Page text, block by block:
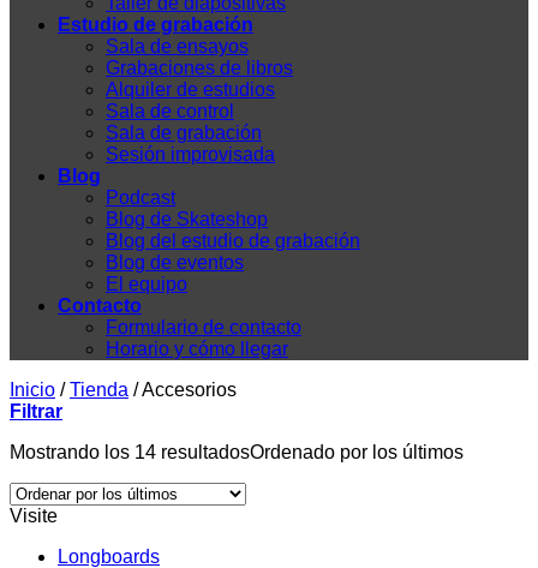
Estudio de grabación
Sala de ensayos
Grabaciones de libros
Alquiler de estudios
Sala de control
Sala de grabación
Sesión improvisada
Blog
Podcast
Blog de Skateshop
Blog del estudio de grabación
Blog de eventos
El equipo
Contacto
Formulario de contacto
Horario y cómo llegar
Inicio / Tienda /Accesorios
Filtrar
Mostrando los 14 resultadosOrdenado por los últimos
Visite
Longboards